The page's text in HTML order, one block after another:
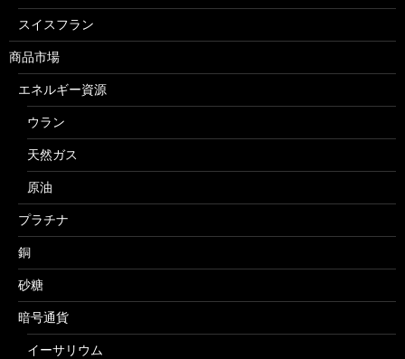
スイスフラン
商品市場
エネルギー資源
ウラン
天然ガス
原油
プラチナ
銅
砂糖
暗号通貨
イーサリウム